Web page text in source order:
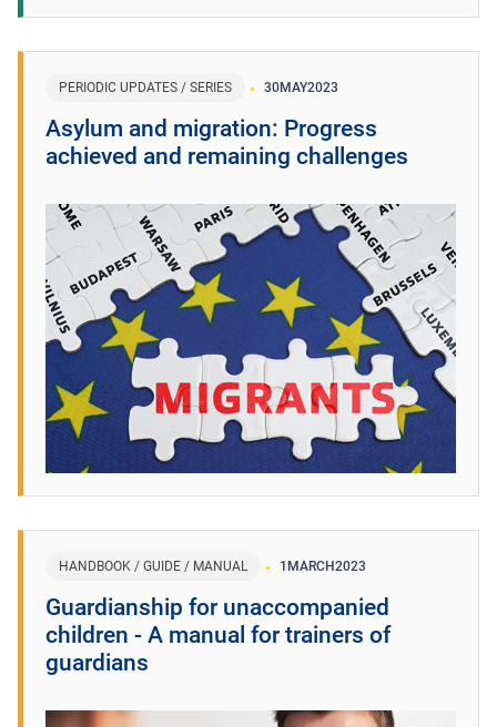
PERIODIC UPDATES / SERIES 30MAY2023
Asylum and migration: Progress
achieved and remaining challenges
HANDBOOK / GUIDE / MANUAL 1MARCH2023
Guardianship for unaccompanied
children - A manual for trainers of
guardians